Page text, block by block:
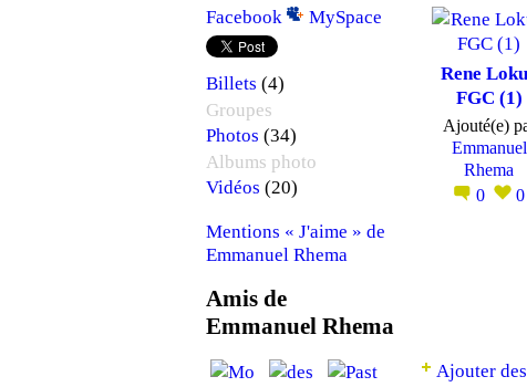
Facebook
MySpace
Billets (4)
Groupes
Photos (34)
Albums photo
Vidéos (20)
Mentions « J'aime » de
Emmanuel Rhema
Amis de
Emmanuel Rhema
Rene
FGC (1)
Ajouté(e)
Emmanuel
Rhema
0
0
Ajouter